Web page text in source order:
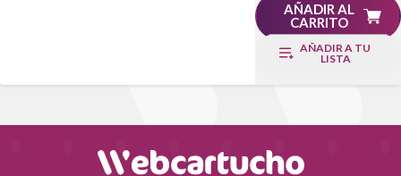
AÑADIR AL
CARRITO
AÑADIR A TU
LISTA